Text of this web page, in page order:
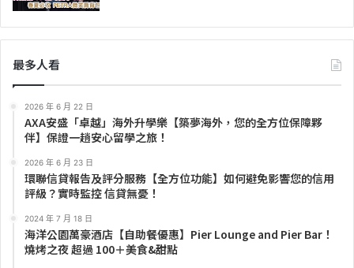
最多人看
2026 年 6 月 22 日
AXA安盛「卓越」海外升學樂【築夢海外，您的全方位保障夥
伴】保證一趟安心留學之旅！
2026 年 6 月 23 日
環聯信貸報告及評分服務【全方位功能】如何避免影響您的信用
評級？實時監控 信貸無憂！
2024 年 7 月 18 日
海洋公園萬豪酒店【自助餐優惠】Pier Lounge and Pier Bar！
燒烤之夜 超過 100＋美食&甜點